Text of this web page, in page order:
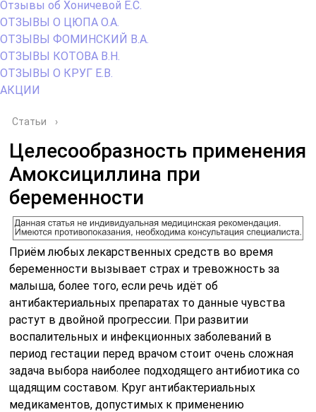
Отзывы об Хоничевой Е.С.
ОТЗЫВЫ О ЦЮПА О.А.
ОТЗЫВЫ ФОМИНСКИЙ В.А.
ОТЗЫВЫ КОТОВА В.Н.
ОТЗЫВЫ О КРУГ Е.В.
АКЦИИ
Статьи ›
Целесообразность применения
Амоксициллина при
беременности
Приём любых лекарственных средств во время
беременности вызывает страх и тревожность за
малыша, более того, если речь идёт об
антибактериальных препаратах то данные чувства
растут в двойной прогрессии. При развитии
воспалительных и инфекционных заболеваний в
период гестации перед врачом стоит очень сложная
задача выбора наиболее подходящего антибиотика со
щадящим составом. Круг антибактериальных
медикаментов, допустимых к применению